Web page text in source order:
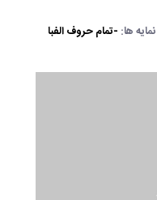
نمایه ها: -تمام حروف الفبا